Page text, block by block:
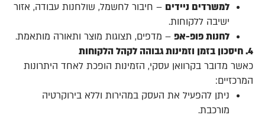
למשרדים ניידים – חיבור לחשמל, שולחנות עבודה, אזור
ישיבה ללקוחות.
לחנות פופ-אפ – מדפים, תצוגות מוצר ותאורה מותאמת.
4. חיסכון בזמן וזמינות גבוהה לקהל הלקוחות
כאשר מדובר בקרוואן עסקי, הזמינות הופכת לאחד היתרונות
המרכזיים:
ניתן להפעיל את העסק במהירות וללא בירוקרטיה
מורכבת.